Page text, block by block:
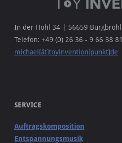
In der Hohl 34 | 56659 Burgbrohl
Telefon: +49 (0) 26 36 - 9 66 38 81
michael[ät]toyinvention[punkt]de
SERVICE
Auftragskomposition
Entspannungsmusik